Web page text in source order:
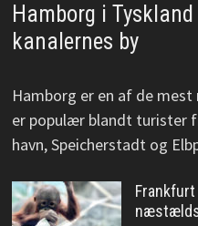
Hamborg i
kanalernes by
Hamborg er en af de
er populær blandt turister
havn, Speicherstadt og